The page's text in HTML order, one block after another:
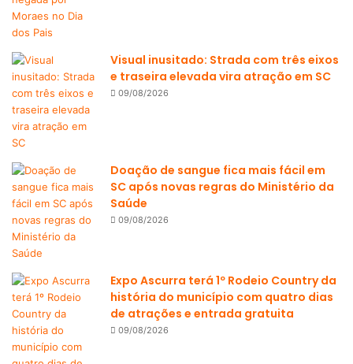
Visual inusitado: Strada com três eixos
e traseira elevada vira atração em SC
09/08/2026
Doação de sangue fica mais fácil em
SC após novas regras do Ministério da
Saúde
09/08/2026
Expo Ascurra terá 1º Rodeio Country da
história do município com quatro dias
de atrações e entrada gratuita
09/08/2026